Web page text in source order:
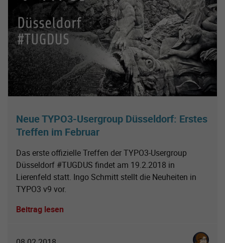
Neue TYPO3-Usergroup Düsseldorf: Erstes
Treffen im Februar
Das erste offizielle Treffen der TYPO3-Usergroup
Düsseldorf #TUGDUS findet am 19.2.2018 in
Lierenfeld statt. Ingo Schmitt stellt die Neuheiten in
TYPO3 v9 vor.
Beitrag lesen
Karoline